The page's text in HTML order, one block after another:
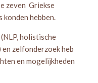
zeven Griekse
hebben.
holistische
zelfonderzoek heb
en mogelijkheden